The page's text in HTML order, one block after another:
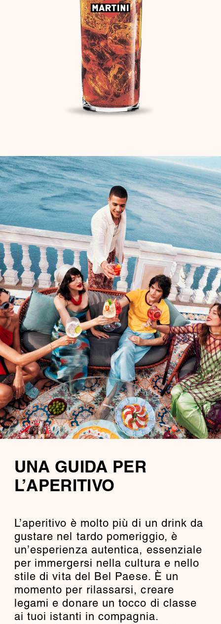
UNA GUIDA PER
L’APERITIVO
L’aperitivo è molto più di un drink da
gustare nel tardo pomeriggio, è
un’esperienza autentica, essenziale
per immergersi nella cultura e nello
stile di vita del Bel Paese. È un
momento per rilassarsi, creare
legami e donare un tocco di classe
ai tuoi istanti in compagnia.